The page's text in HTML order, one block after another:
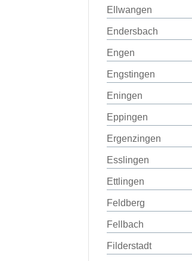
Ellwangen
Endersbach
Engen
Engstingen
Eningen
Eppingen
Ergenzingen
Esslingen
Ettlingen
Feldberg
Fellbach
Filderstadt